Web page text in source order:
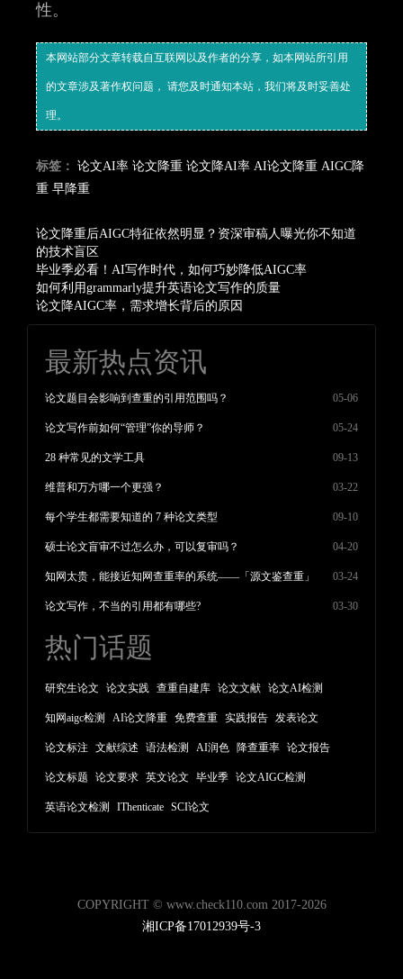
性。
本网站部分文章转载自互联网以及作者的分享，如本网站所引用
的文章涉及著作权问题， 请您及时通知本站，我们将及时妥善处
理。
标签： 论文AI率 论文降重 论文降AI率 AI论文降重 AIGC降
重 早降重
论文降重后AIGC特征依然明显？资深审稿人曝光你不知道
的技术盲区
毕业季必看！AI写作时代，如何巧妙降低AIGC率
如何利用grammarly提升英语论文写作的质量
论文降AIGC率，需求增长背后的原因
最新热点资讯
论文题目会影响到查重的引用范围吗？ 05-06
论文写作前如何“管理”你的导师？ 05-24
28 种常见的文学工具 09-13
维普和万方哪一个更强？ 03-22
每个学生都需要知道的 7 种论文类型 09-10
硕士论文盲审不过怎么办，可以复审吗？ 04-20
知网太贵，能接近知网查重率的系统——「源文鉴查重」 03-24
论文写作，不当的引用都有哪些? 03-30
热门话题
研究生论文 论文实践 查重自建库 论文文献 论文AI检测
知网aigc检测 AI论文降重 免费查重 实践报告 发表论文
论文标注 文献综述 语法检测 AI润色 降查重率 论文报告
论文标题 论文要求 英文论文 毕业季 论文AIGC检测
英语论文检测 IThenticate SCI论文
COPYRIGHT © www.check110.com 2017-2026
湘ICP备17012939号-3